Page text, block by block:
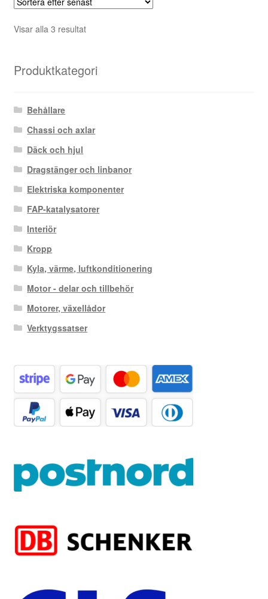
Visar alla 3 resultatSortera
Produktkategori
Behållare
Chassi och axlar
Däck och hjul
Dragstänger och linbanor
Elektriska komponenter
FAP-katalysatorer
Interiör
Kropp
Kyla, värme, luftkonditionering
Motor - delar och tillbehör
Motorer, växellådor
Verktygssatser